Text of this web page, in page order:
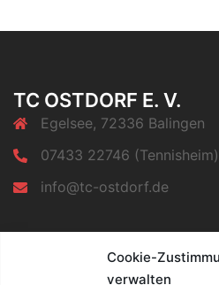
Cookie-
verwalten
TC OSTDORF E. V.
Egelsee, 72336 Balingen
07433 22746 (Tennisheim)
info@tc-ostdorf.de
INFORMATIONEN